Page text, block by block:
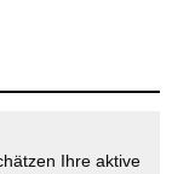
Ihre aktive